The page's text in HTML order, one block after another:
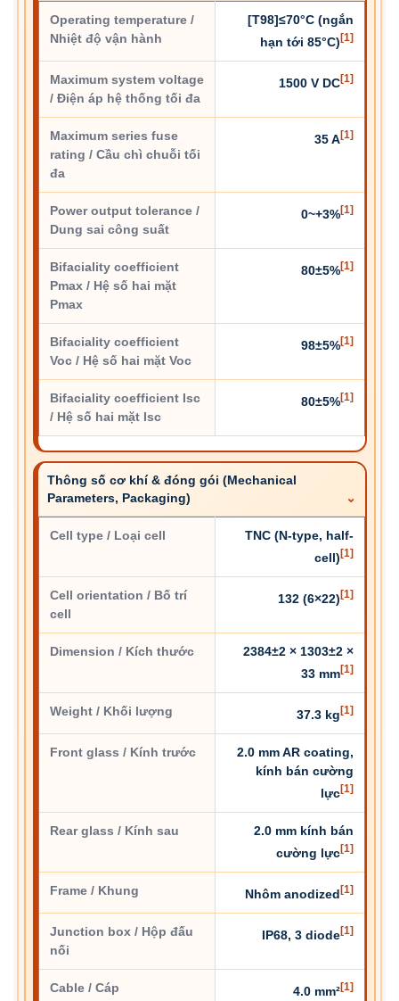
Operating temperature /
Nhiệt độ vận hành
[T98]≤70°C (ngắn
hạn tới 85°C) [1]
Maximum system voltage
/ Điện áp hệ thống tối đa
1500 V DC[1]
Maximum series fuse
rating / Cầu chì chuỗi tối
đa
35 A[1]
Power output tolerance /
Dung sai công suất
0~+3%[1]
Bifaciality coefficient
Pmax / Hệ số hai mặt
Pmax
80±5%[1]
Bifaciality coefficient
Voc / Hệ số hai mặt Voc
98±5%[1]
Bifaciality coefficient Isc
/ Hệ số hai mặt Isc
80±5%[1]
Thông số cơ khí & đóng gói (Mechanical
Parameters, Packaging)
Cell type / Loại cell
TNC (N-type, half-
cell) [1]
Cell orientation / Bố trí
cell
132 (6×22) [1]
Dimension / Kích thước
2384±2 × 1303±2 ×
33 mm[1]
Weight / Khối lượng 37.3 kg [1]
Front glass / Kính trước
2.0 mm AR coating,
kính bán cường
lực[1]
Rear glass / Kính sau
2.0 mm kính bán
cường lực[1]
Frame / Khung Nhôm anodized [1]
Junction box / Hộp đấu
nối
IP68, 3 diode[1]
Cable / Cáp 4.0 mm²[1]